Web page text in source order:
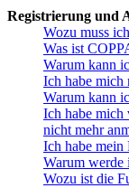
Registrierung und
Wozu muss
Was ist
Warum kann
Ich habe mich
Warum kann
Ich habe mich
nicht mehr
Ich habe mein
Warum werde
Wozu ist die